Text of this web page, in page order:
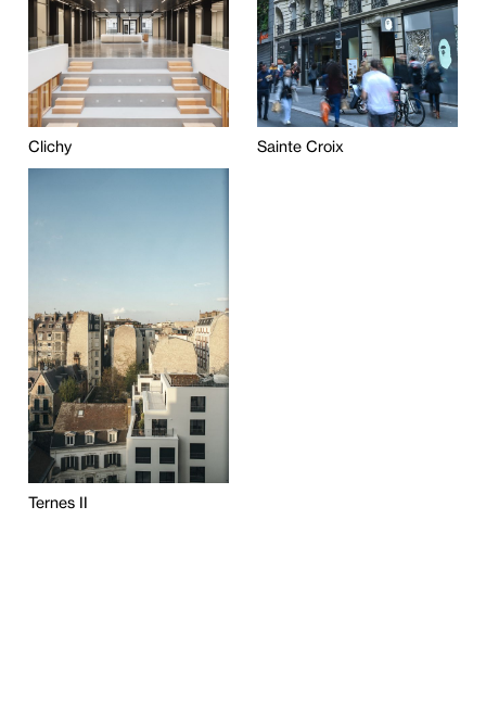
Clichy Sainte Croix
Ternes II